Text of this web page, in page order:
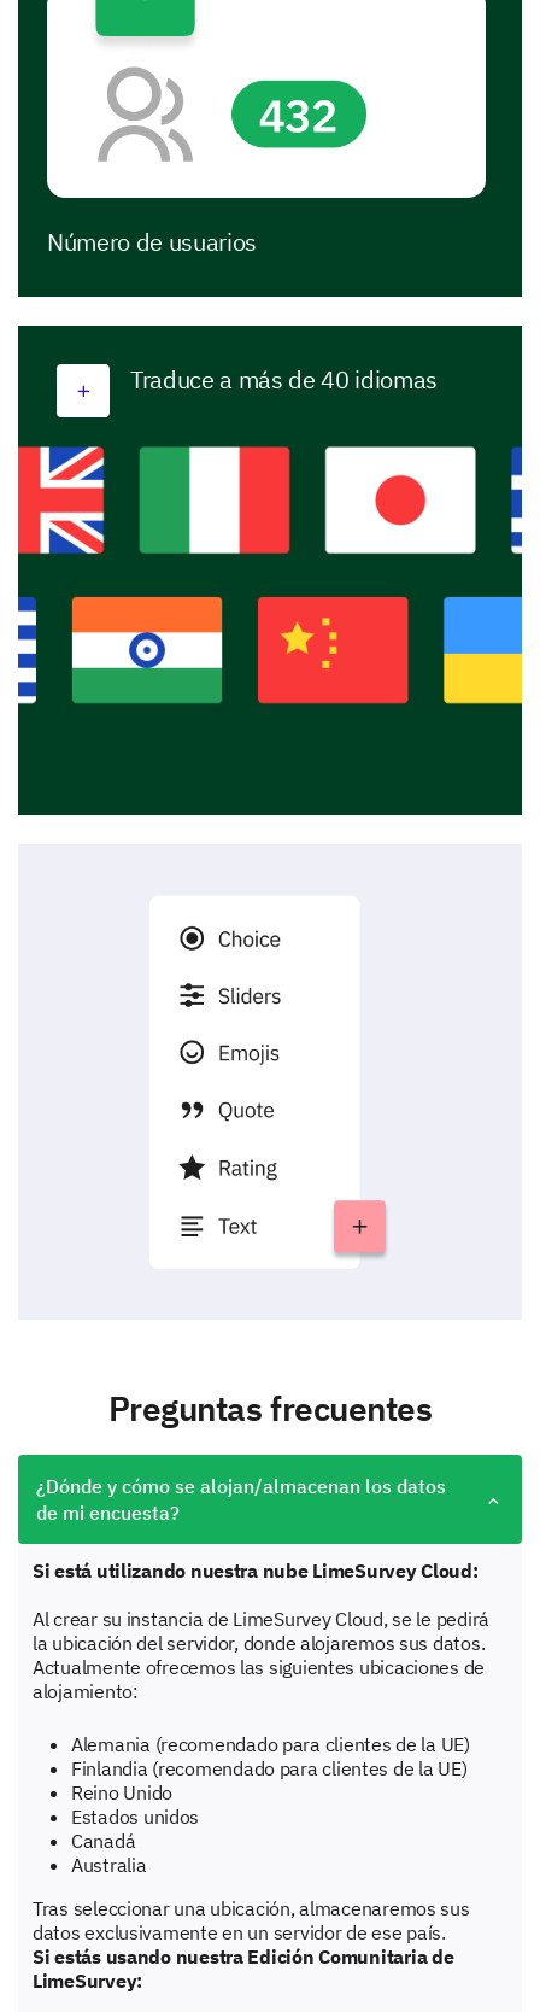
Número de usuarios
Traduce a más de 40 idiomas
Preguntas frecuentes
¿Dónde y cómo se alojan/almacenan los datos
de mi encuesta?
Si está utilizando nuestra nube LimeSurvey Cloud:
Al crear su instancia de LimeSurvey Cloud, se le pedirá
la ubicación del servidor, donde alojaremos sus datos.
Actualmente ofrecemos las siguientes ubicaciones de
alojamiento:
Alemania (recomendado para clientes de la UE)
Finlandia (recomendado para clientes de la UE)
Reino Unido
Estados unidos
Canadá
Australia
Tras seleccionar una ubicación, almacenaremos sus
datos exclusivamente en un servidor de ese país.
Si estás usando nuestra Edición Comunitaria de
LimeSurvey: